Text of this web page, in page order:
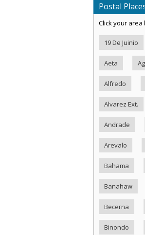
Postal
Click your area
19 De Juinio
Aeta
Alfredo
Alvarez Ext.
Andrade
Arevalo
Bahama
Banahaw
Becerna
Binondo